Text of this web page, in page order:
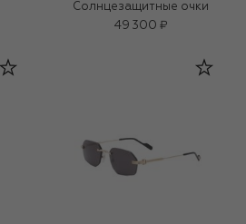
Солнцезащитные очки
49 300 ₽